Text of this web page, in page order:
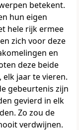
betekent.
hun eigen
hele rijk ermee
zich voor deze
en
deze beide
jaar te vieren.
gebeurtenis zijn
gevierd in elk
Zo zou de
verdwijnen.